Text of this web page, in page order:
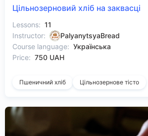
Цільнозерновий хліб на заквасці
Lessons: 11
Instructor:
PalyanytsyaBread
Course language: Українська
Price: 750 UAH
Пшеничний хліб Цільнозернове тісто